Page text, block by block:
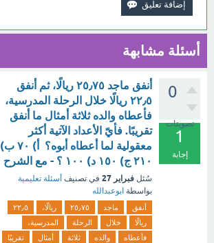
أسئلة مشابهة
0
تصويتات
1
إجابة
أنفق ماجد ٢٥٫٧٥ ريالًا، ثم أنفق
٢٢٫٥ ريالًا خلال الرحلة المدرسية،
فأعطاه والده ثلاثة أمثال ما أنفق
تقريبًا. فأيّ الأعداد الآتية أكثر
معقولية لما أعطاه أبوه؟ أ) ٧٠ ب)
٢١٠ ج) ١٥٠ د) ١٠٠ ؟ - مع الشرح
سُئل فبراير 27 في تصنيف أسئلة تعليمية
بواسطة ابوعبدالله
أنفق ماجد ٢٥٫٧٥ ريالًا،
٢٢٫٥
ريالًا
خلال الرحلة
المدرسية،
فأعطاه
والده ثلاثة أمثال
تقريبًا